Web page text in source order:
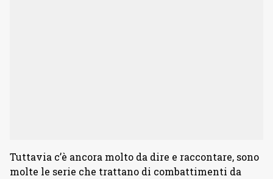
Tuttavia c’è ancora molto da dire e raccontare, sono
molte le serie che trattano di combattimenti da